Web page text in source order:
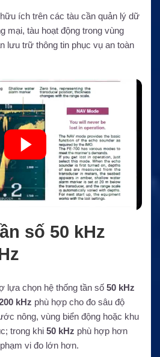
ích trên các tàu cần quản lý dữ
mại, tàu hoạt động trong vùng
lưu trữ thông tin phục vụ an toàn
số 50 kHz
lựa chọn hệ thống tần số 50 kHz
kHz phù hợp cho đo sâu độ
nông, vùng biển động hoặc khu
trong khi 50 kHz phù hợp hơn
vi đo lớn hơn.